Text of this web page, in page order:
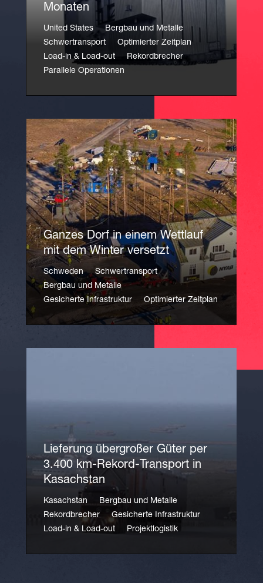
Monaten
United States
Bergbau und Metalle
Schwertransport
Optimierter Zeitplan
Load-in & Load-out
Rekordbrecher
Parallele Operationen
Ganzes Dorf in einem Wettlauf
mit dem Winter versetzt
Schweden
Schwertransport
Bergbau und Metalle
Gesicherte Infrastruktur
Optimierter Zeitplan
Lieferung übergroßer Güter per
3.400 km-Rekord-Transport in
Kasachstan
Kasachstan
Bergbau und Metalle
Rekordbrecher
Gesicherte Infrastruktur
Load-in & Load-out
Projektlogistik